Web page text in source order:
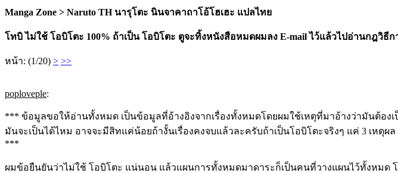
Manga Zone > Naruto TH นารุโตะ นินจาคาถาโอ้โฮเฮะ แปลไทย
โทบิ ไม่ใช้ โอบิโตะ 100% ถ้าเป็น โอบิโตะ ตูจะทิ้งหนังสือหมดผมลง E-mail ไว้แล้วไปอ่านกฎวิธีก
หน้า: (1/20) > >>
poploveple:
*** ข้อมูลขอให้อ่านทั้งหมด เป็นข้อมูลที่อ้างอิงจากเรื่องทั้งหมดโดยผมใช้เหตุที่มาอ้างว่ามันต้อ
มันจะเป็นได้ไหม อาจจะมีสิทแค่น้อยถ้างั้นเรื่องคงจบแล้วละครับถ้าเป็นโอบิโตะจริงๆ แค่ 3 เหตุ
***
ผมข้อยืนยันว่าไม่ใช้ โอบิโตะ แน่นอน แล้วแผนการทั้งหมดมาดาระก็เป็นคนที่วางแผนไว้ทั้งหมด